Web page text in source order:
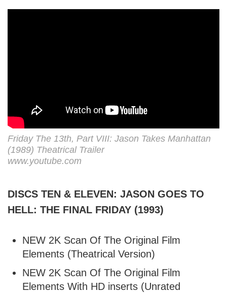
Friday The 13th, Part VIII: Jason Takes Manhattan
(1989) Theatrical Trailer
www.youtube.com
DISCS TEN & ELEVEN: JASON GOES TO
HELL: THE FINAL FRIDAY (1993)
NEW 2K Scan Of The Original Film
Elements (Theatrical Version)
NEW 2K Scan Of The Original Film
Elements With HD inserts (Unrated